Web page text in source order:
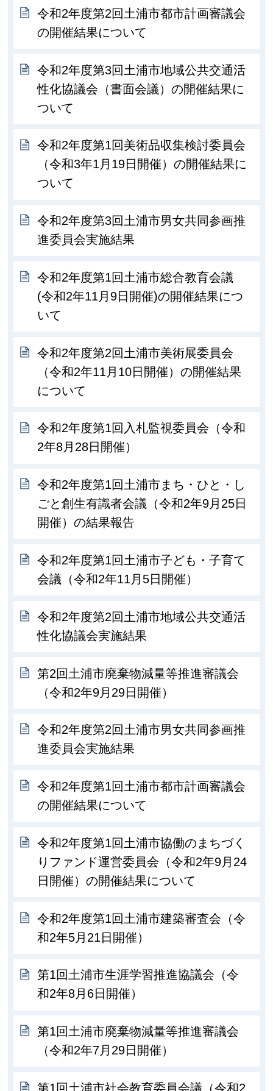
令和2年度第2回土浦市都市計画審議会
の開催結果について
令和2年度第3回土浦市地域公共交通活
性化協議会（書面会議）の開催結果に
ついて
令和2年度第1回美術品収集検討委員会
（令和3年1月19日開催）の開催結果に
ついて
令和2年度第3回土浦市男女共同参画推
進委員会実施結果
令和2年度第1回土浦市総合教育会議
(令和2年11月9日開催)の開催結果につ
いて
令和2年度第2回土浦市美術展委員会
（令和2年11月10日開催）の開催結果
について
令和2年度第1回入札監視委員会（令和
2年8月28日開催）
令和2年度第1回土浦市まち・ひと・し
ごと創生有識者会議（令和2年9月25日
開催）の結果報告
令和2年度第1回土浦市子ども・子育て
会議（令和2年11月5日開催）
令和2年度第2回土浦市地域公共交通活
性化協議会実施結果
第2回土浦市廃棄物減量等推進審議会
（令和2年9月29日開催）
令和2年度第2回土浦市男女共同参画推
進委員会実施結果
令和2年度第1回土浦市都市計画審議会
の開催結果について
令和2年度第1回土浦市協働のまちづく
りファンド運営委員会（令和2年9月24
日開催）の開催結果について
令和2年度第1回土浦市建築審査会（令
和2年5月21日開催）
第1回土浦市生涯学習推進協議会（令
和2年8月6日開催）
第1回土浦市廃棄物減量等推進審議会
（令和2年7月29日開催）
第1回土浦市社会教育委員会議（令和2